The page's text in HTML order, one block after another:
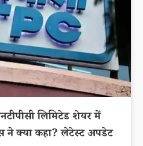
लिमिटेड शेयर में
ने क्या कहा? लेटेस्ट अपडेट